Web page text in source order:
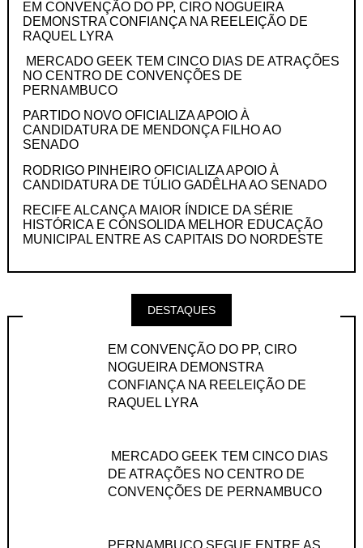
EM CONVENÇÃO DO PP, CIRO NOGUEIRA
DEMONSTRA CONFIANÇA NA REELEIÇÃO DE
RAQUEL LYRA
MERCADO GEEK TEM CINCO DIAS DE ATRAÇÕES
NO CENTRO DE CONVENÇÕES DE
PERNAMBUCO
PARTIDO NOVO OFICIALIZA APOIO À
CANDIDATURA DE MENDONÇA FILHO AO
SENADO
RODRIGO PINHEIRO OFICIALIZA APOIO À
CANDIDATURA DE TÚLIO GADÊLHA AO SENADO
RECIFE ALCANÇA MAIOR ÍNDICE DA SÉRIE
HISTÓRICA E CONSOLIDA MELHOR EDUCAÇÃO
MUNICIPAL ENTRE AS CAPITAIS DO NORDESTE
DESTAQUES
EM CONVENÇÃO DO PP, CIRO
NOGUEIRA DEMONSTRA
CONFIANÇA NA REELEIÇÃO DE
RAQUEL LYRA
MERCADO GEEK TEM CINCO DIAS
DE ATRAÇÕES NO CENTRO DE
CONVENÇÕES DE PERNAMBUCO